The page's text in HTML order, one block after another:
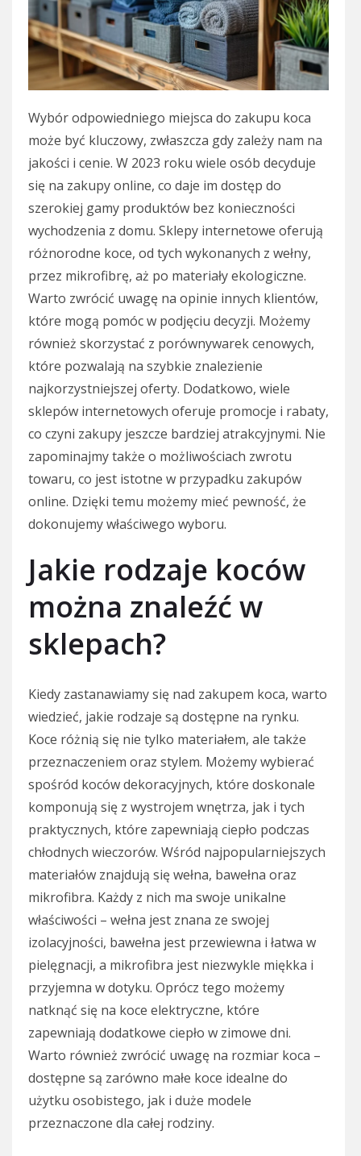
Wybór odpowiedniego miejsca do zakupu koca
może być kluczowy, zwłaszcza gdy zależy nam na
jakości i cenie. W 2023 roku wiele osób decyduje
się na zakupy online, co daje im dostęp do
szerokiej gamy produktów bez konieczności
wychodzenia z domu. Sklepy internetowe oferują
różnorodne koce, od tych wykonanych z wełny,
przez mikrofibrę, aż po materiały ekologiczne.
Warto zwrócić uwagę na opinie innych klientów,
które mogą pomóc w podjęciu decyzji. Możemy
również skorzystać z porównywarek cenowych,
które pozwalają na szybkie znalezienie
najkorzystniejszej oferty. Dodatkowo, wiele
sklepów internetowych oferuje promocje i rabaty,
co czyni zakupy jeszcze bardziej atrakcyjnymi. Nie
zapominajmy także o możliwościach zwrotu
towaru, co jest istotne w przypadku zakupów
online. Dzięki temu możemy mieć pewność, że
dokonujemy właściwego wyboru.
Jakie rodzaje koców
można znaleźć w
sklepach?
Kiedy zastanawiamy się nad zakupem koca, warto
wiedzieć, jakie rodzaje są dostępne na rynku.
Koce różnią się nie tylko materiałem, ale także
przeznaczeniem oraz stylem. Możemy wybierać
spośród koców dekoracyjnych, które doskonale
komponują się z wystrojem wnętrza, jak i tych
praktycznych, które zapewniają ciepło podczas
chłodnych wieczorów. Wśród najpopularniejszych
materiałów znajdują się wełna, bawełna oraz
mikrofibra. Każdy z nich ma swoje unikalne
właściwości – wełna jest znana ze swojej
izolacyjności, bawełna jest przewiewna i łatwa w
pielęgnacji, a mikrofibra jest niezwykle miękka i
przyjemna w dotyku. Oprócz tego możemy
natknąć się na koce elektryczne, które
zapewniają dodatkowe ciepło w zimowe dni.
Warto również zwrócić uwagę na rozmiar koca –
dostępne są zarówno małe koce idealne do
użytku osobistego, jak i duże modele
przeznaczone dla całej rodziny.